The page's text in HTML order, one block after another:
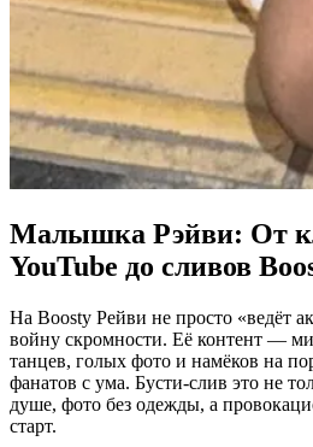
Малышка Рэйви: От
YouTube до сливов
На Boosty Рейви не просто «ведёт
войну скромности. Её контент —
танцев, голых фото и намёков на
фанатов с ума. Бусти-слив это не
душе, фото без одежды, а
старт.